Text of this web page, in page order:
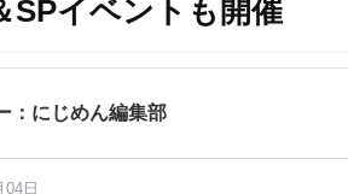
SPイベントも開催
：にじめん編集部
04日